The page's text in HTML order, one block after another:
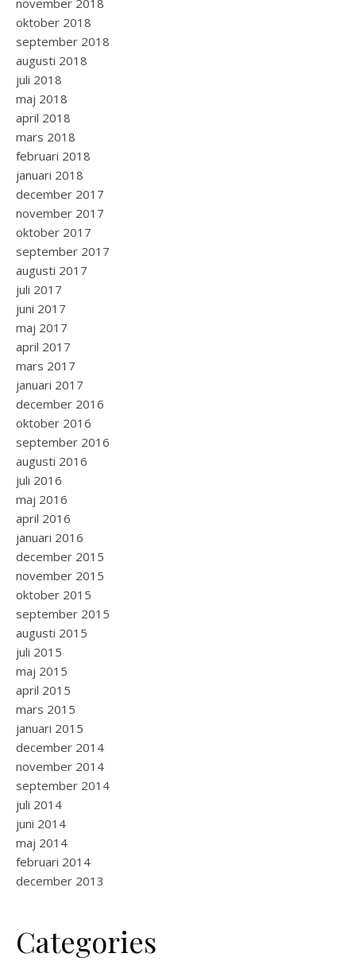
november 2018
oktober 2018
september 2018
augusti 2018
juli 2018
maj 2018
april 2018
mars 2018
februari 2018
januari 2018
december 2017
november 2017
oktober 2017
september 2017
augusti 2017
juli 2017
juni 2017
maj 2017
april 2017
mars 2017
januari 2017
december 2016
oktober 2016
september 2016
augusti 2016
juli 2016
maj 2016
april 2016
januari 2016
december 2015
november 2015
oktober 2015
september 2015
augusti 2015
juli 2015
maj 2015
april 2015
mars 2015
januari 2015
december 2014
november 2014
september 2014
juli 2014
juni 2014
maj 2014
februari 2014
december 2013
Categories